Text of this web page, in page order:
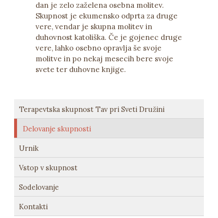
dan je zelo zaželena osebna molitev.
Skupnost je ekumensko odprta za druge
vere, vendar je skupna molitev in
duhovnost katoliška. Če je gojenec druge
vere, lahko osebno opravlja še svoje
molitve in po nekaj mesecih bere svoje
svete ter duhovne knjige.
Terapevtska skupnost Tav pri Sveti Družini
Delovanje skupnosti
Urnik
Vstop v skupnost
Sodelovanje
Kontakti